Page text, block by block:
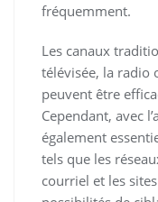
fréquemment.
Les canaux
télévisée, la radio
peuvent être
Cependant, avec
également
tels que les
courriel et les